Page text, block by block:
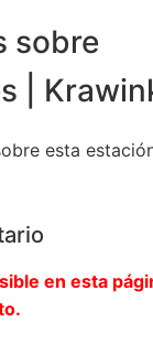
sobre
|
esta
en esta